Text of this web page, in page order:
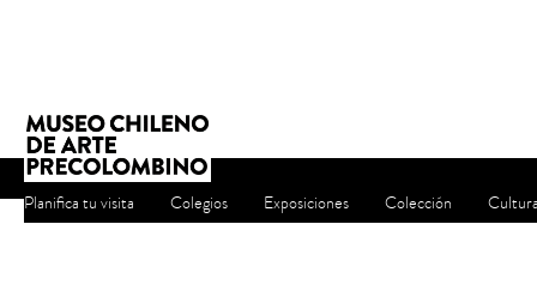
Planifica tu visita Colegios Exposiciones Colección